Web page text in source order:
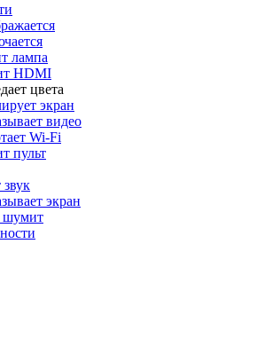
лампа
HDMI
цвета
экран
видео
Wi-Fi
пульт
экран
шумит